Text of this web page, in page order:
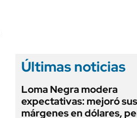
Últimas noticias
Loma Negra modera
expectativas: mejoró sus
márgenes en dólares,